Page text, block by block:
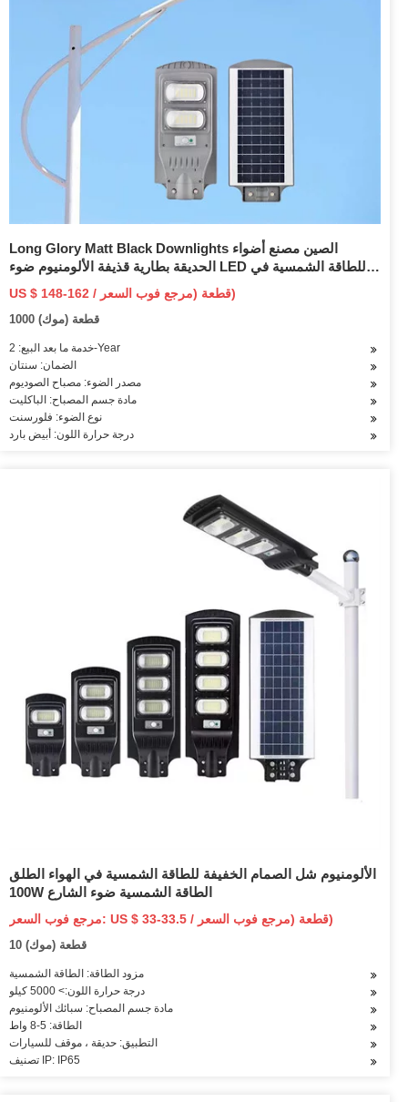
Long Glory Matt Black Downlights الصين مصنع أضواء
الحديقة بطارية قذيفة الألومنيوم ضوء LED للطاقة الشمسية في
الهواء الطلق 120W الطاقة الشمسية ضوء الشارع
US $ 148-162 / قطعة (مرجع فوب السعر)
1000 قطعة (موك)
خدمة ما بعد البيع: 2-Year
الضمان: سنتان
مصدر الضوء: مصباح الصوديوم
مادة جسم المصباح: الباكليت
نوع الضوء: فلورسنت
درجة حرارة اللون: أبيض بارد
الألومنيوم شل الصمام الخفيفة للطاقة الشمسية في الهواء الطلق
100W الطاقة الشمسية ضوء الشارع
مرجع فوب السعر: US $ 33-33.5 / قطعة (مرجع فوب السعر)
10 قطعة (موك)
مزود الطاقة: الطاقة الشمسية
درجة حرارة اللون:> 5000 كيلو
مادة جسم المصباح: سبائك الألومنيوم
الطاقة: 5-8 واط
التطبيق: حديقة ، موقف للسيارات
تصنيف IP: IP65